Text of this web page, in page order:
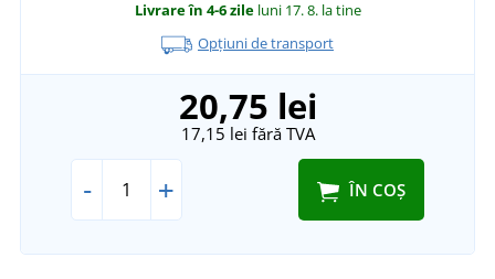
Livrare în 4-6 zile luni 17. 8. la tine
Opțiuni de transport
20,75 lei
17,15 lei fără TVA
- + ÎN COȘ